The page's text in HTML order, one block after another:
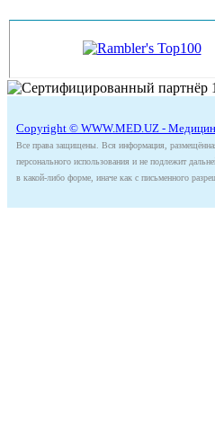
Copyright © WWW.MED.UZ -
Все права защищены. Вся информация,
персонального использования и не подлежит
в какой-либо форме, иначе как с письменного